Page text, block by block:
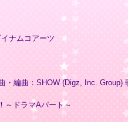
ナムコアーツ
・編曲：SHOW (Digz, Inc.
～ドラマAパート～